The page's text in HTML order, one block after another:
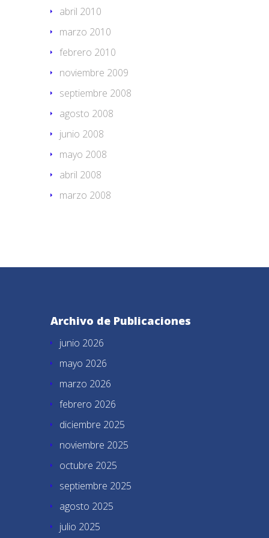
abril 2010
marzo 2010
febrero 2010
noviembre 2009
septiembre 2008
agosto 2008
junio 2008
mayo 2008
abril 2008
marzo 2008
Archivo de Publicaciones
junio 2026
mayo 2026
marzo 2026
febrero 2026
diciembre 2025
noviembre 2025
octubre 2025
septiembre 2025
agosto 2025
julio 2025